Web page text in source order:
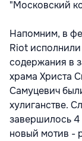
"Московский
Напомним, в
Riot
содержания в
храма Христа
Самуцевич
хулиганстве.
завершилось 4
новый мотив -